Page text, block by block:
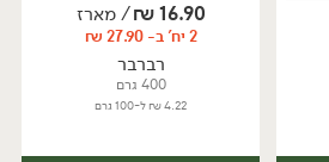
יח׳
16.90
₪/ מארז
2 יח' ב- 27.90 ₪
רברבר
400 גרם
4.22 ₪ ל-100 גרם